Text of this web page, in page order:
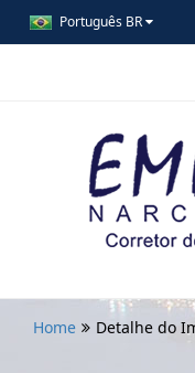
Português BR
Home Detalhe do